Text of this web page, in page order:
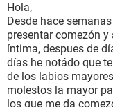
BIENESTAR
SEXUALIDAD
GLOSARIO
Hola,
Desde hace
presentar comezón
íntima, despues de
días he notádo que
de los labios
molestos la mayor
los que me da